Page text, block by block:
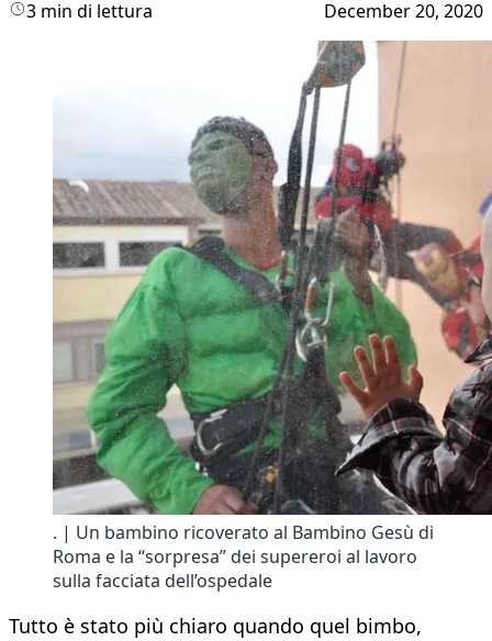
3 min di lettura December 20, 2020
. | Un bambino ricoverato al Bambino Gesù di
Roma e la “sorpresa” dei supereroi al lavoro
sulla facciata dell’ospedale
Tutto è stato più chiaro quando quel bimbo,